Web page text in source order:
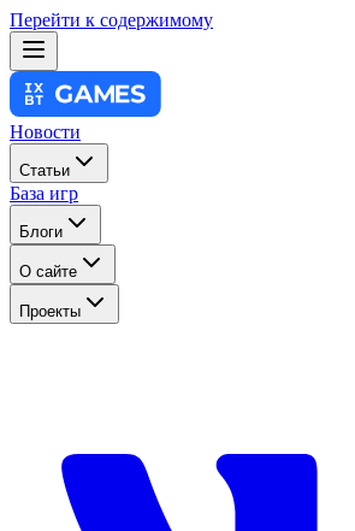
Перейти к содержимому
Новости
Статьи
База игр
Блоги
О сайте
Проекты